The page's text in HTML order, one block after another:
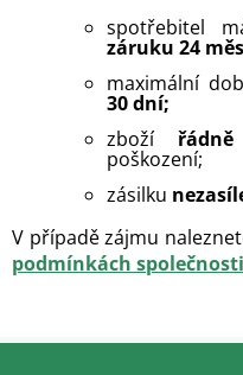
spotřebitel
záruku 24
maximální
30 dní;
zboží
poškození;
zásilku
V případě zájmu
podmínkách společnosti
Z